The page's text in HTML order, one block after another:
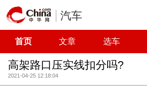
汽车
首页 文章 选车
高架路口压实线扣分吗?
2021-04-25 12:18:04